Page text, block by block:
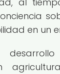
en un